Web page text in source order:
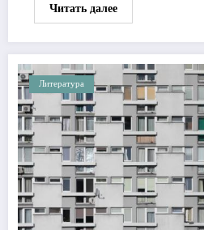
Читать далее
Литература